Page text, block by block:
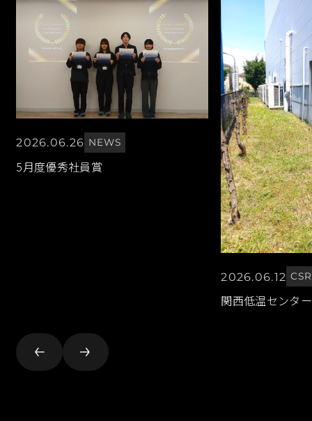
2026.06.26 NEWS
5月度優秀社員賞
2026.06.12 CSR
関西低温センタ